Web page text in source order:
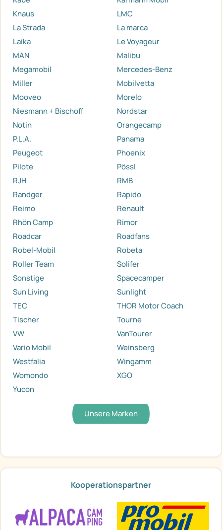
Knaus
LMC
La Strada
La marca
Laika
Le Voyageur
MAN
Malibu
Megamobil
Mercedes-Benz
Miller
Mobilvetta
Mooveo
Morelo
Niesmann + Bischoff
Nordstar
Notin
Orangecamp
P.L.A.
Panama
Peugeot
Phoenix
Pilote
Pössl
RJH
RMB
Randger
Rapido
Reimo
Renault
Rhön Camp
Rimor
Roadcar
Roadfans
Robel-Mobil
Robeta
Roller Team
Solifer
Sonstige
Spacecamper
Sun Living
Sunlight
TEC
THOR Motor Coach
Tischer
Tourne
VW
VanTourer
Vario Mobil
Weinsberg
Westfalia
Wingamm
Womondo
XGO
Yucon
Unsere Marken
Kooperationspartner